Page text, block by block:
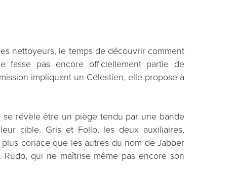
nettoyeurs, le temps de découvrir comment
pas encore officiellement partie de
impliquant un Célestien, elle propose à
révèle être un piège tendu par une bande
cible. Gris et Follo, les deux auxiliaires,
coriace que les autres du nom de Jabber
qui ne maîtrise même pas encore son